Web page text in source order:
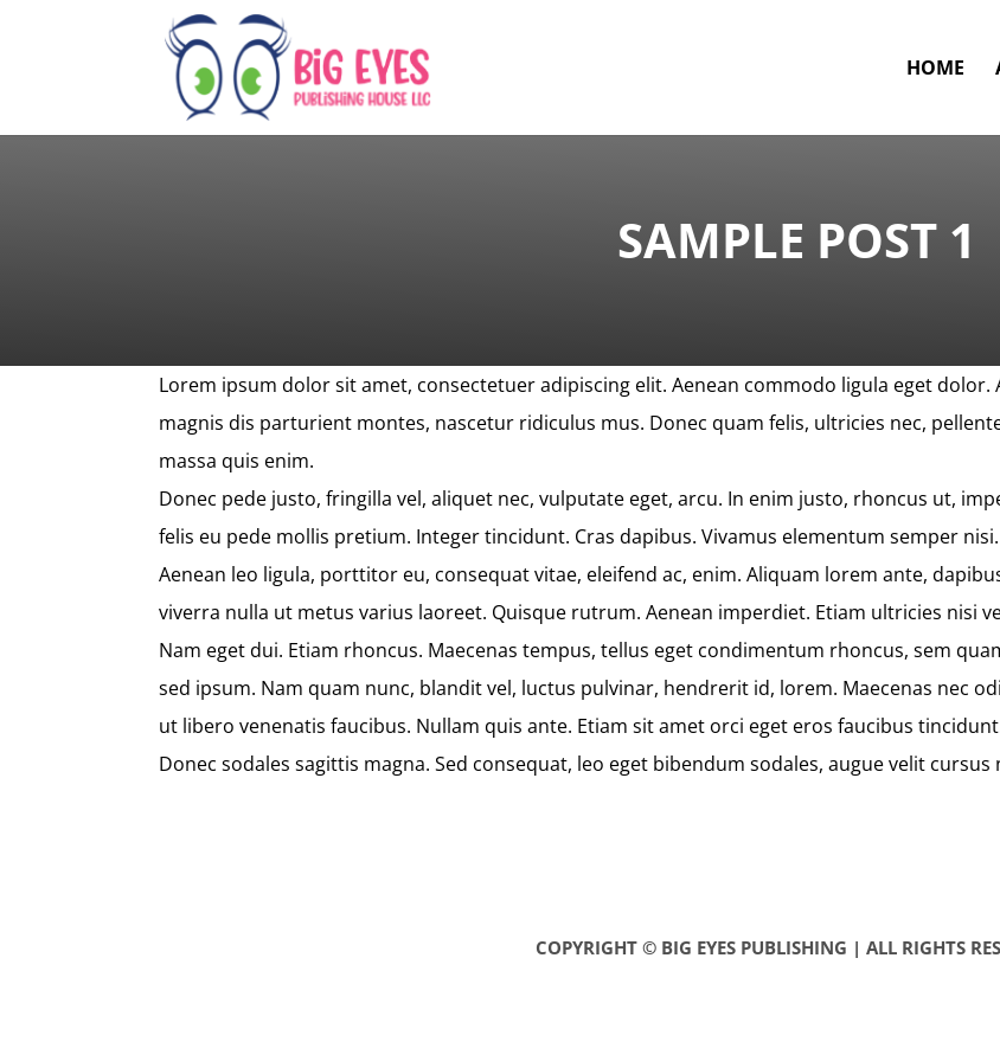
HOME
SAMPLE POST 1
Lorem ipsum dolor sit amet, consectetuer adipiscing elit. Aenean commodo ligula eget
magnis dis parturient montes, nascetur ridiculus mus. Donec quam felis, ultricies nec,
massa quis enim.
Donec pede justo, fringilla vel, aliquet nec, vulputate eget, arcu. In enim justo, rhoncus ut,
felis eu pede mollis pretium. Integer tincidunt. Cras dapibus. Vivamus elementum semper
Aenean leo ligula, porttitor eu, consequat vitae, eleifend ac, enim. Aliquam lorem ante,
viverra nulla ut metus varius laoreet. Quisque rutrum. Aenean imperdiet. Etiam ultricies nisi
Nam eget dui. Etiam rhoncus. Maecenas tempus, tellus eget condimentum rhoncus, sem
sed ipsum. Nam quam nunc, blandit vel, luctus pulvinar, hendrerit id, lorem. Maecenas nec
ut libero venenatis faucibus. Nullam quis ante. Etiam sit amet orci eget eros faucibus
Donec sodales sagittis magna. Sed consequat, leo eget bibendum sodales, augue velit cursus
COPYRIGHT © BIG EYES PUBLISHING | ALL RIGHTS